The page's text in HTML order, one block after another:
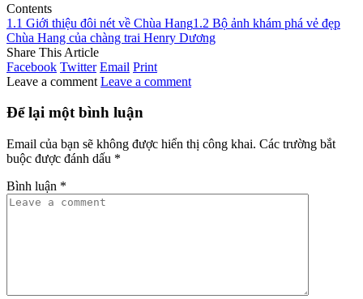
Contents
1.1 Giới thiệu đôi nét về Chùa Hang1.2 Bộ ảnh khám phá vẻ đẹp
Chùa Hang của chàng trai Henry Dương
Share This Article
Facebook Twitter Email Print
Leave a comment Leave a comment
Để lại một bình luận
Email của bạn sẽ không được hiển thị công khai. Các trường bắt
buộc được đánh dấu *
Bình luận *